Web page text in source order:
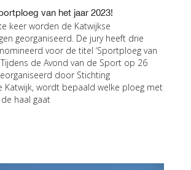
van het jaar 2023!
keer worden de Katwijkse
georganiseerd. De jury heeft drie
voor de titel ‘Sportploeg van
Tijdens de Avond van de Sport op 26
door Stichting
Katwijk, wordt bepaald welke ploeg met
haal gaat